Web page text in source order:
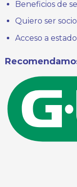
Beneficios de
Quiero ser socio
Acceso a